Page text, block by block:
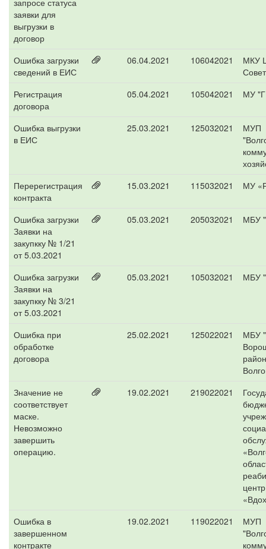
запросе статуса
заявки для
выгрузки в
договор
Ошибка загрузки
сведений в ЕИС
06.04.2021 106042021
МКУ
Регистрация
договора
05.04.2021 105042021 МУ
Ошибка выгрузки
в ЕИС
25.03.2021 125032021
МУП
Перерегистрация
контракта
15.03.2021 115032021 МУ
Ошибка загрузки
Заявки на
закупкку № 1/21
от 5.03.2021
05.03.2021 205032021 МБУ
Ошибка загрузки
Заявки на
закупкку № 3/21
от 5.03.2021
05.03.2021 105032021 МБУ
Ошибка при
обработке
договора
25.02.2021 125022021
МБУ
Значение не
соответствует
маске.
Невозможно
завершить
операцию.
19.02.2021 219022021
центр
Ошибка в
завершенном
контракте
19.02.2021 119022021
МУП